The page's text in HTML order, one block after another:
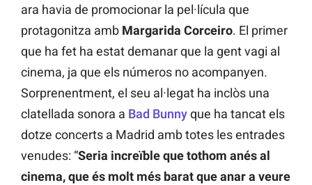
ara havia de promocionar la pel·lícula que
protagonitza amb Margarida Corceiro. El primer
que ha fet ha estat demanar que la gent vagi al
cinema, ja que els números no acompanyen.
Sorprenentment, el seu al·legat ha inclòs una
clatellada sonora a Bad Bunnyque ha tancat els
dotze concerts a Madrid amb totes les entrades
venudes: “Seria increïble que tothom anés al
cinema, que és molt més barat que anar a veure